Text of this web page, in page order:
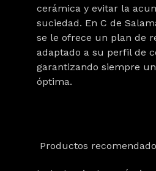
cerámica y evitar la
suciedad. En C de
se le ofrece un plan de
adaptado a su perfil de
garantizando siempre
óptima.
Productos